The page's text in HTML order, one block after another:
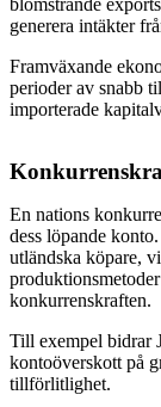
generera intäkter
Framväxande
perioder av snabb
importerade
En nations
dess löpande
utländska köpare,
konkurrenskraften.
Till exempel bidrar
kontoöverskott på
tillförlitlighet.